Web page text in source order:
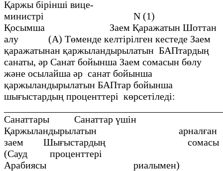
Қаржы бірінші вице-
министрі N (1)
Қосымша Заем Қаражатын Шоттан
алу (А) Төменде келтірілген кестеде Заем
қаражатынан қаржыландырылатын БАПтардың
санаты, әр Санат бойынша Заем сомасын бөлу
және осылайша әр санат бойынша
қаржыландырылатын БАПтар бойынша
шығыстардың проценттері көрсетіледі:
Санаттары Санаттар үшін
Қаржыландырылатын арналған
заем Шығыстардың сомасы
(Сауд проценттері
Арабиясы риалымен)